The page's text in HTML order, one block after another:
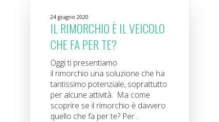
24 giugno 2020
IL RIMORCHIO È IL VEICOLO
CHE FA PER TE?
Oggi ti presentiamo
il rimorchio una soluzione che ha
tantissimo potenziale, soprattutto
per alcune attività. Ma come
scoprire se il rimorchio è davvero
quello che fa per te? Per...